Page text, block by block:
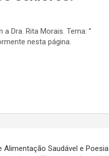
Dra. Rita Morais. Tema: ”
nesta página.
Alimentação Saudável e Poesia